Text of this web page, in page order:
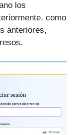
los
como
anteriores,